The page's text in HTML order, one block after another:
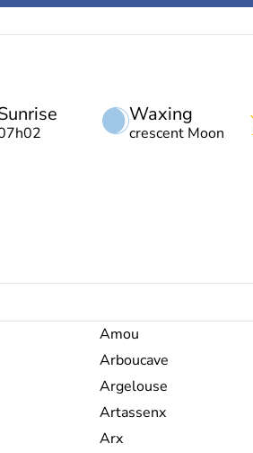
Waxing
crescent Moon
Amou
Arboucave
Argelouse
Artassenx
Arx